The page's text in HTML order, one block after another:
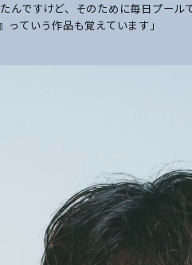
んですけど、そのために毎日プー
ていう作品も覚えています」